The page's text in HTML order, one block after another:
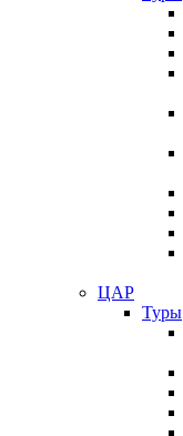
ЦАР
Туры